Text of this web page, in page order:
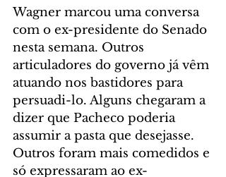
Wagner marcou uma conversa
com o ex-presidente do Senado
nesta semana. Outros
articuladores do governo já vêm
atuando nos bastidores para
persuadi-lo. Alguns chegaram a
dizer que Pacheco poderia
assumir a pasta que desejasse.
Outros foram mais comedidos e
só expressaram ao ex-